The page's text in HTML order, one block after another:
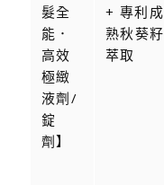
髮全
能．
高效
極緻
液劑/
錠
劑】
+ 專利成
熟秋葵籽
萃取